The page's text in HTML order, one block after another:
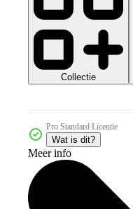
Collectie
Pro Standard Licentie
Wat is dit?
Meer info